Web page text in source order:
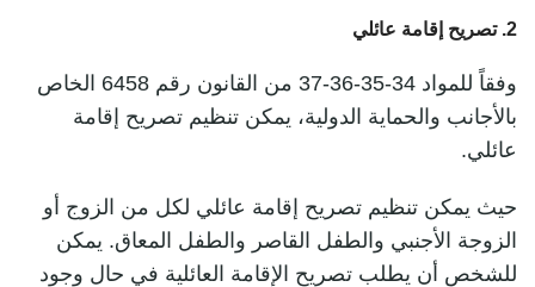
2. تصريح إقامة عائلي
وفقاً للمواد 34-35-36-37 من القانون رقم 6458 الخاص
بالأجانب والحماية الدولية، يمكن تنظيم تصريح إقامة
عائلي.
حيث يمكن تنظيم تصريح إقامة عائلي لكل من الزوج أو
الزوجة الأجنبي والطفل القاصر والطفل المعاق. يمكن
للشخص أن يطلب تصريح الإقامة العائلية في حال وجود